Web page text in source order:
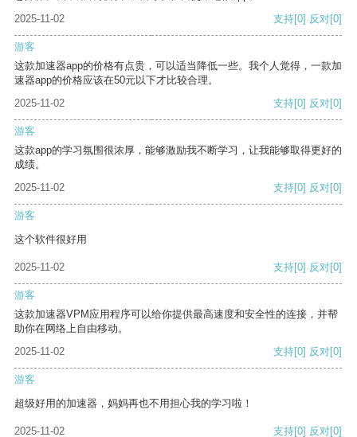
2025-11-02
支持[0] 反对[0]
游客
这款加速器app的价格有点贵，可以适当降低一些。我个人觉得，一款加
速器app的价格应该在50元以下才比较合理。
2025-11-02
支持[0] 反对[0]
游客
这款app的学习氛围很浓厚，能够激励我不断学习，让我能够取得更好的
成绩。
2025-11-02
支持[0] 反对[0]
游客
这个软件很好用
2025-11-02 支持[0] 反对[0]
游客
这款加速器VPM应用程序可以给你提供最高速度和安全性的连接，并帮
助你在网络上自由移动。
2025-11-02
支持[0] 反对[0]
游客
超级好用的加速器，妈妈再也不用担心我的学习啦！
2025-11-02 支持[0] 反对[0]